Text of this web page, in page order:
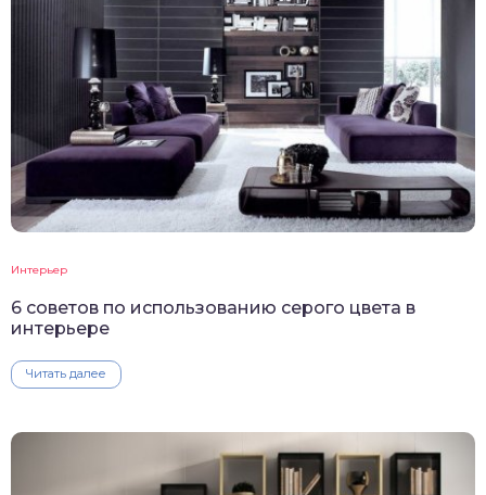
Интерьер
6 советов по использованию серого цвета в
интерьере
Читать далее